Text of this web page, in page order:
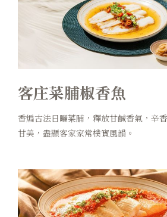
客庄菜脯椒香魚
香煸古法日曬菜脯，釋放甘鹹香氣，辛
甘美，盡顯客家家常樸實風韻。